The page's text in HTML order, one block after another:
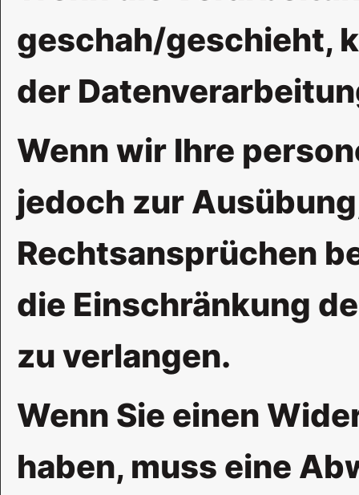
geschah/geschieht,
der
Wenn wir Ihre
jedoch zur
Rechtsansprüchen
die Einschränkung
zu verlangen.
Wenn Sie einen
haben, muss eine